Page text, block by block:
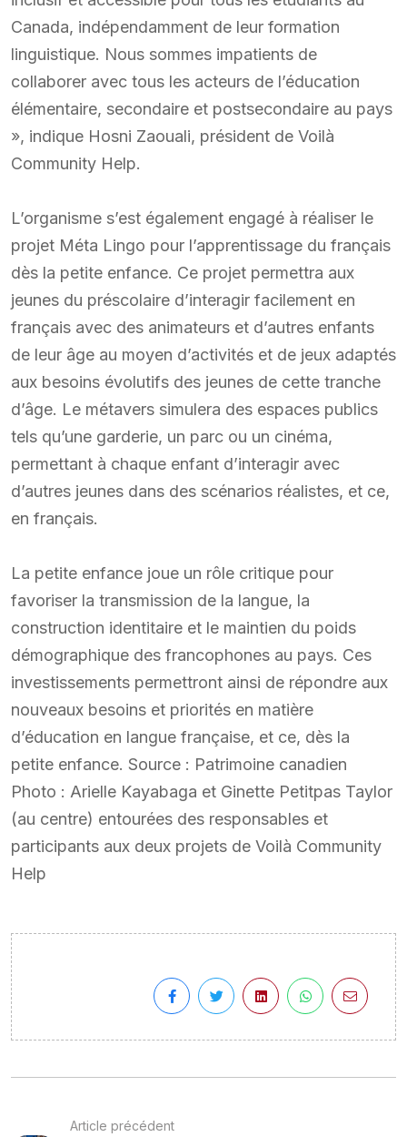
Canada, indépendamment de leur formation
linguistique. Nous sommes impatients de
collaborer avec tous les acteurs de l’éducation
élémentaire, secondaire et postsecondaire au pays
», indique Hosni Zaouali, président de Voilà
Community Help.
L’organisme s’est également engagé à réaliser le
projet Méta Lingo pour l’apprentissage du français
dès la petite enfance. Ce projet permettra aux
jeunes du préscolaire d’interagir facilement en
français avec des animateurs et d’autres enfants
de leur âge au moyen d’activités et de jeux adaptés
aux besoins évolutifs des jeunes de cette tranche
d’âge. Le métavers simulera des espaces publics
tels qu’une garderie, un parc ou un cinéma,
permettant à chaque enfant d’interagir avec
d’autres jeunes dans des scénarios réalistes, et ce,
en français.
La petite enfance joue un rôle critique pour
favoriser la transmission de la langue, la
construction identitaire et le maintien du poids
démographique des francophones au pays. Ces
investissements permettront ainsi de répondre aux
nouveaux besoins et priorités en matière
d’éducation en langue française, et ce, dès la
petite enfance. Source : Patrimoine canadien
Photo : Arielle Kayabaga et Ginette Petitpas Taylor
(au centre) entourées des responsables et
participants aux deux projets de Voilà Community
Help
Article précédent